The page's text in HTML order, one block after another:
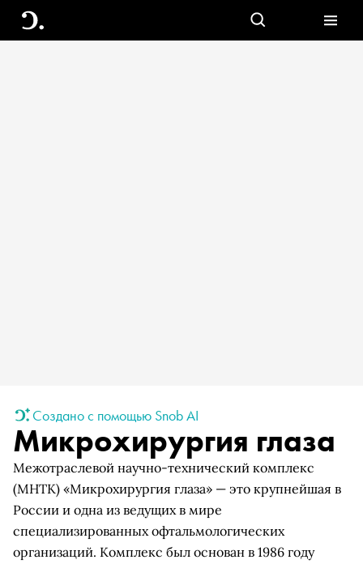
Создано с помощью Snob AI
Микрохирургия глаза
Межотраслевой научно-технический комплекс
(МНТК) «Микрохирургия глаза» — это крупнейшая в
России и одна из ведущих в мире
специализированных офтальмологических
организаций. Комплекс был основан в 1986 году